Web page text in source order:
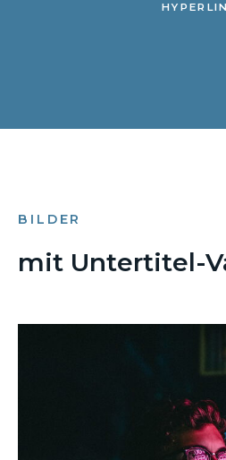
BILDER
mit Untertitel-